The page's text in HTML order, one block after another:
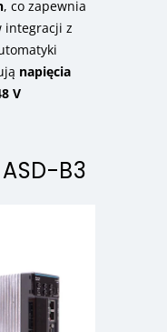
, co zapewnia
integracji z
napięcia
V
B3